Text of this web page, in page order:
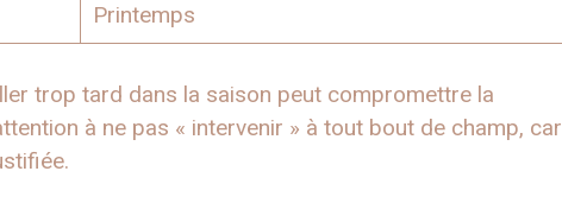
Printemps
trop tard dans la saison peut compromettre la
à ne pas « intervenir » à tout bout de champ, car